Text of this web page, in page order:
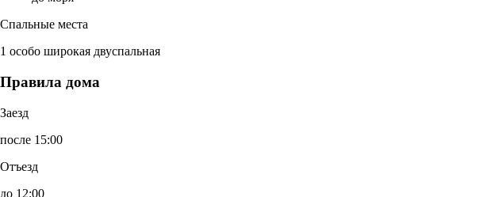
Спальные места
1 особо широкая двуспальная
Правила дома
Заезд
после 15:00
Отъезд
до 12:00